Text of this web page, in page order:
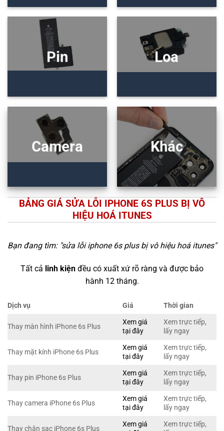
Pin Loa
Camera Khác
BẢNG GIÁ SỬA LỖI IPHONE 6S PLUS BỊ VÔ
HIỆU HOÁ ITUNES
Bạn đang tìm: "sửa lỗi iphone 6s plus bị vô hiệu hoá itunes"
Tất cả linh kiện đều có xuất xứ rõ ràng và được bảo
hành 12 tháng.
Dịch vụ Giá Thời gian
Thay màn hình iPhone 6s Plus
Xem giá
tại đây
Xem trực tiếp,
lấy ngay
Thay mặt kính iPhone 6s Plus
Xem giá
tại đây
Xem trực tiếp,
lấy ngay
Thay pin iPhone 6s Plus
Xem giá
tại đây
Xem trực tiếp,
lấy ngay
Thay camera iPhone 6s Plus
Xem giá
tại đây
Xem trực tiếp,
lấy ngay
Thay chân sạc iPhone 6s Plus
Xem giá
Xem trực tiếp,